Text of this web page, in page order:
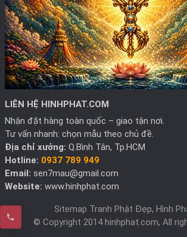
LIÊN HỆ HINHPHAT.COM
Nhận đặt hàng toàn quốc – giao tận nơi.
Tư vấn nhanh: chọn mẫu theo chủ đề.
Địa chỉ xưởng: Q.Bình Tân, Tp.HCM
Hotline: 0937 789 949
Email: sen7mau@gmail.com
Website: www.hinhphat.com
Sitemap Tranh Phật Đẹp, Hình
© Copyright 2014 hinhphat.com, All